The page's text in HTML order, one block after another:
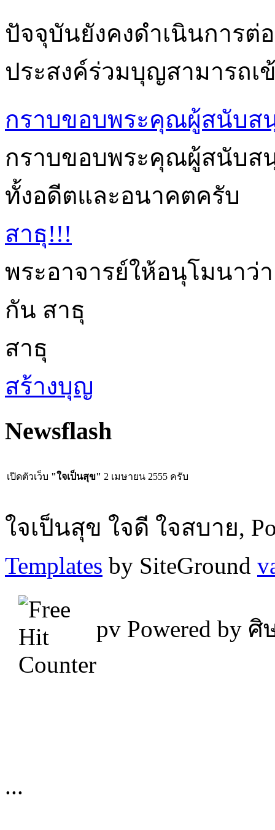
ปัจจุบันยังคงดำเนินการต่
ประสงค์ร่วมบุญสามารถเ
กราบขอบพระคุณผู้สนับส
กราบขอบพระคุณผู้สนับส
ทั้งอดีตและอนาคตครับ
สาธุ!!!
พระอาจารย์ให้อนุโมนาว่
กัน สาธุ
สาธุ
สร้างบุญ
Newsflash
เปิดตัวเว็บ "ใจเป็นสุข" 2 เมษายน 2555 ครับ
ใจเป็นสุข ใจดี ใจสบาย,
Templates by SiteGround
pv Powered by ศิ
...